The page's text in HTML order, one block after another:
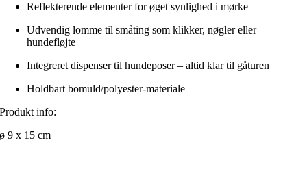
Reflekterende elementer for øget synlighed i mørke
Udvendig lomme til småting som klikker, nøgler eller
hundefløjte
Integreret dispenser til hundeposer – altid klar til gåturen
Holdbart bomuld/polyester-materiale
Produkt info:
ø 9 x 15 cm